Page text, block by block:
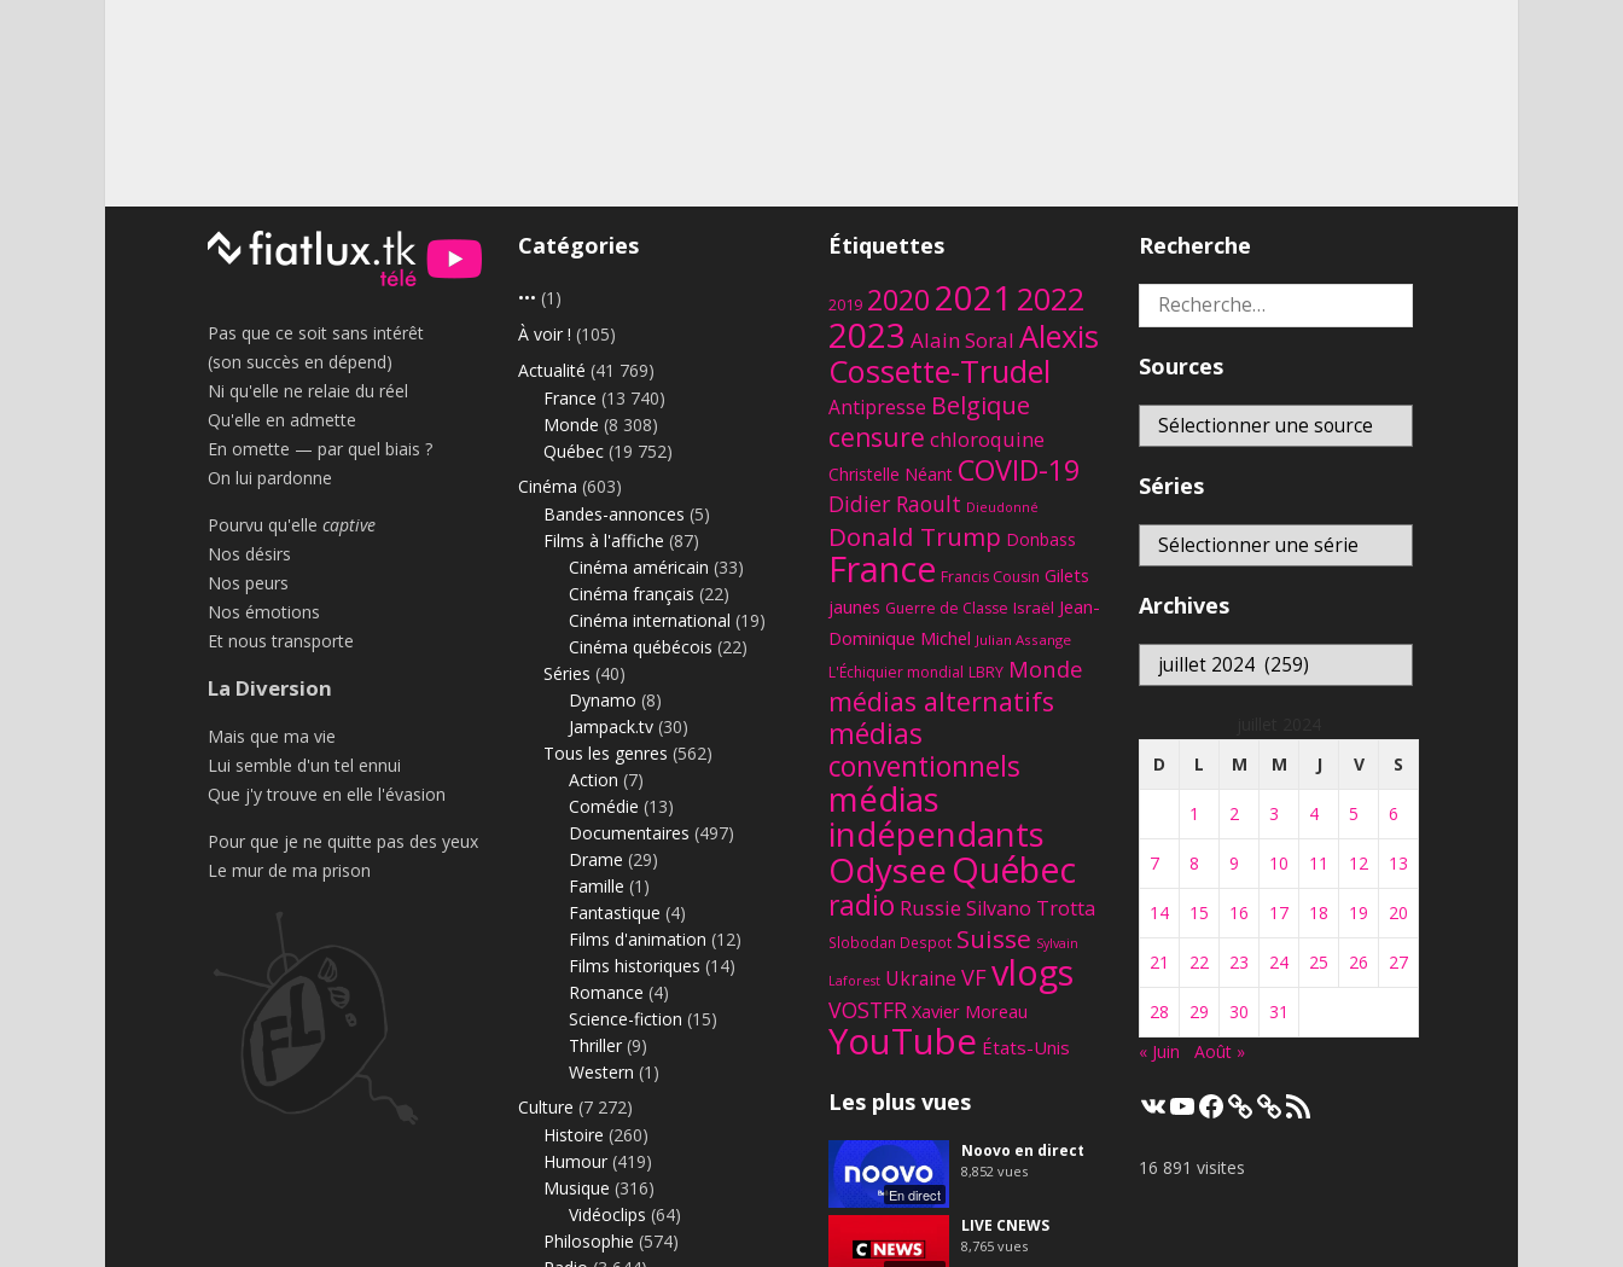
Pas que ce soit sans intérêt
(son succès en dépend)
Ni qu'elle ne relaie du réel
Qu'elle en admette
En omette — par quel biais ?
On lui pardonne
Pourvu qu'elle captive
Nos désirs
Nos peurs
Nos émotions
Et nous transporte
La Diversion
Mais que ma vie
Lui semble d'un tel ennui
Que j'y trouve en elle l'évasion
Pour que je ne quitte pas des yeux
Le mur de ma prison
Catégories
••• (1)
À voir ! (105)
Actualité (41 769)
France (13 740)
Monde (8 308)
Québec (19 752)
Cinéma (603)
Bandes-annonces (5)
Films à l'affiche (87)
Cinéma américain (33)
Cinéma français (22)
Cinéma international (19)
Cinéma québécois (22)
Séries (40)
Dynamo (8)
Jampack.tv (30)
Tous les genres (562)
Action (7)
Comédie (13)
Documentaires (497)
Drame (29)
Famille (1)
Fantastique (4)
Films d'animation (12)
Films historiques (14)
Romance (4)
Science-fiction (15)
Thriller (9)
Western (1)
Culture (7 272)
Histoire (260)
Humour (419)
Musique (316)
Vidéoclips (64)
Philosophie (574)
Étiquettes
2019 20202021 2022
2023 Alain Soral Alexis
Cossette-Trudel
Antipresse Belgique
censure chloroquine
Christelle Néant COVID-19
Didier Raoult Dieudonné
Donald Trump Donbass
France Francis Cousin Gilets
jaunes Guerre de Classe Israël Jean-
Dominique Michel Julian Assange
L'Échiquier mondial LBRY Monde
médias alternatifs
médias
conventionnels
médias
indépendants
OdyseeQuébec
radio Russie Silvano Trotta
Slobodan Despot Suisse Sylvain
Laforest Ukraine VFvlogs
VOSTFR Xavier Moreau
YouTube États-Unis
Les plus vues
En direct
Noovo en direct
8,852 vues
LIVE CNEWS
8,765 vues
Recherche
Rechercher :
Sources
Séries
Archives
Archives
D
L M M J V S
1 2 3 4 5 6
7 8 9 10 11 12 13
14 15 16 17 18 19 20
21 22 23 24 25 26 27
28 29 30
31
« Juin
Août »
VK YouTube
Facebook Flux
RSS
16 891 visites